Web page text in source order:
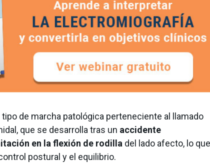
de marcha patológica perteneciente al llamado
que se desarrolla tras un accidente
en la flexión de rodilladel lado afecto, lo que
postural y el equilibrio.